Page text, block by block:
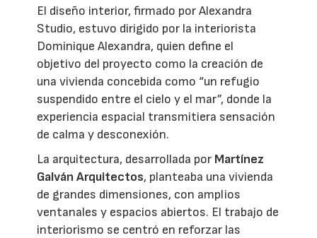
El diseño interior, firmado por Alexandra
Studio, estuvo dirigido por la interiorista
Dominique Alexandra, quien define el
objetivo del proyecto como la creación de
una vivienda concebida como “un refugio
suspendido entre el cielo y el mar”, donde la
experiencia espacial transmitiera sensación
de calma y desconexión.
La arquitectura, desarrollada por Martínez
Galván Arquitectos, planteaba una vivienda
de grandes dimensiones, con amplios
ventanales y espacios abiertos. El trabajo de
interiorismo se centró en reforzar las